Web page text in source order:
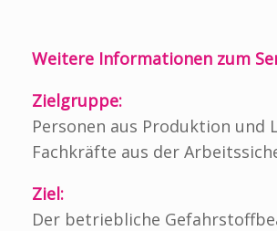
Weitere Informationen zum
Zielgruppe:
Personen aus Produktion und
Fachkräfte aus der
Ziel:
Der betriebliche